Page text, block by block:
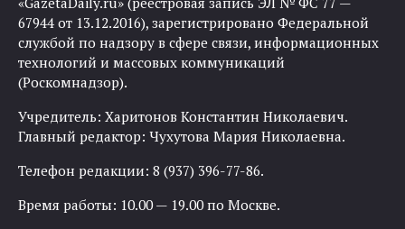
67944 от 13.12.2016), зарегистрировано Федеральной
службой по надзору в сфере связи, информационных
технологий и массовых коммуникаций
(Роскомнадзор).
Учредитель: Харитонов Константин Николаевич.
Главный редактор: Чухутова Мария Николаевна.
Телефон редакции: 8 (937) 396-77-86.
Время работы: 10.00 — 19.00 по Москве.